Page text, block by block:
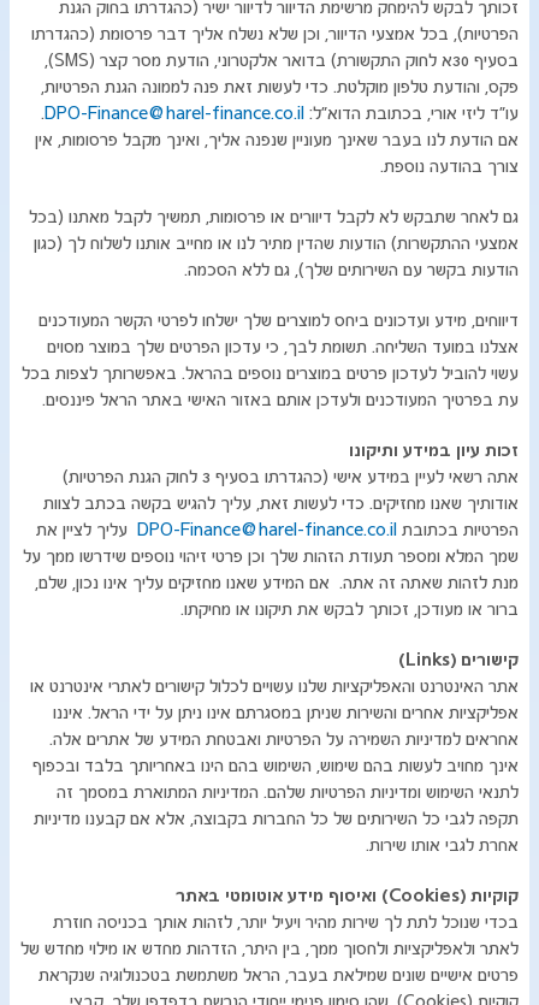
זכותך לבקש להימחק מרשימת הדיוור לדיוור ישיר (כהגדרתו בחוק הגנת
הפרטיות), בכל אמצעי הדיוור, וכן שלא נשלח אליך דבר פרסומת (כהגדרתו
בסעיף 30א לחוק התקשורת) בדואר אלקטרוני, הודעת מסר קצר (SMS),
פקס, והודעת טלפון מוקלטת. כדי לעשות זאת פנה לממונה הגנת הפרטיות,
עו"ד ליזי אורי, בכתובת הדוא"ל: DPO-Finance@harel-finance.co.il
.
אם הודעת לנו בעבר שאינך מעוניין שנפנה אליך, ואינך מקבל פרסומות, אין
צורך בהודעה נוספת.
גם לאחר שתבקש לא לקבל דיוורים או פרסומות, תמשיך לקבל מאתנו (בכל
אמצעי ההתקשרות) הודעות שהדין מתיר לנו או מחייב אותנו לשלוח לך (כגון
הודעות בקשר עם השירותים שלך), גם ללא הסכמה.
דיווחים, מידע ועדכונים ביחס למוצרים שלך ישלחו לפרטי הקשר המעודכנים
אצלנו במועד השליחה. תשומת לבך, כי עדכון הפרטים שלך במוצר מסוים
עשוי להוביל לעדכון פרטים במוצרים נוספים בהראל. באפשרותך לצפות בכל
עת בפרטיך המעודכנים ולעדכן אותם באזור האישי באתר הראל פיננסים.
​זכות עיון במידע ותיקונו
אתה רשאי לעיין במידע אישי (כהגדרתו בסעיף 3 לחוק הגנת הפרטיות)
אודותיך שאנו מחזיקים. כדי לעשות זאת, עליך להגיש בקשה בכתב לצוות
הפרטיות בכתובת DPO-Finance@harel-finance.co.il
עליך לציין את
שמך המלא ומספר תעודת הזהות שלך וכן פרטי זיהוי נוספים שידרשו ממך על
מנת לזהות שאתה זה אתה.
אם המידע שאנו מחזיקים עליך אינו נכון, שלם,
ברור או מעודכן, זכותך לבקש את תיקונו או מחיקתו.
קישורים (Links
)
אתר האינטרנט והאפליקציות שלנו עשויים לכלול קישורים לאתרי אינטרנט או
אפליקציות אחרים והשירות שניתן במסגרתם אינו ניתן על ידי הראל. איננו
אחראים למדיניות השמירה על הפרטיות ואבטחת המידע של אתרים אלה.
אינך מחויב לעשות בהם שימוש, השימוש בהם הינו באחריותך בלבד ובכפוף
לתנאי השימוש ומדיניות הפרטיות שלהם. המדיניות המתוארת במסמך זה
תקפה לגבי כל השירותים של כל החברות בקבוצה, אלא אם קבענו מדיניות
אחרת לגבי אותו שירות.
קוקיות (Cookies) ואיסוף מידע אוטומטי באתר
בכדי שנוכל לתת לך שירות מהיר ויעיל יותר, לזהות אותך בכניסה חוזרת
לאתר ולאפליקציות ולחסוך ממך, בין היתר, הזדהות מחדש או מילוי מחדש של
פרטים אישיים שונים שמילאת בעבר, הראל משתמשת בטכנולוגיה שנקראת